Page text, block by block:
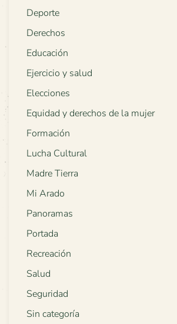
Deporte
Derechos
Educación
Ejercicio y salud
Elecciones
Equidad y derechos de la mujer
Formación
Lucha Cultural
Madre Tierra
Mi Arado
Panoramas
Portada
Recreación
Salud
Seguridad
Sin categoría